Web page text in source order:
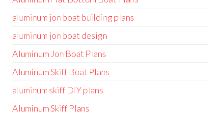
aluminum jon boat building plans
aluminum jon boat design
Aluminum Jon Boat Plans
Aluminum Skiff Boat Plans
aluminum skiff DIY plans
Aluminum Skiff Plans